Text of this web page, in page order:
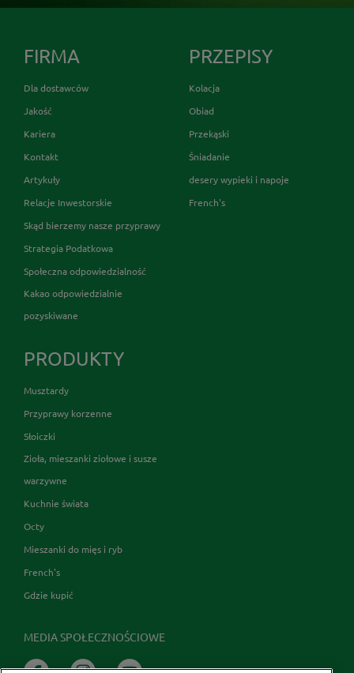
FIRMA
Dla dostawców
Jakość
Kariera
Kontakt
Artykuły
Relacje Inwestorskie
Skąd bierzemy nasze przyprawy
Strategia Podatkowa
Społeczna odpowiedzialność
Kakao odpowiedzialnie
pozyskiwane
PRZEPISY
Kolacja
Obiad
Przekąski
Śniadanie
desery wypieki i napoje
French's
PRODUKTY
Musztardy
Przyprawy korzenne
Słoiczki
Zioła, mieszanki ziołowe i susze
warzywne
Kuchnie świata
Octy
Mieszanki do mięs i ryb
French's
Gdzie kupić
MEDIA SPOŁECZNOŚCIOWE